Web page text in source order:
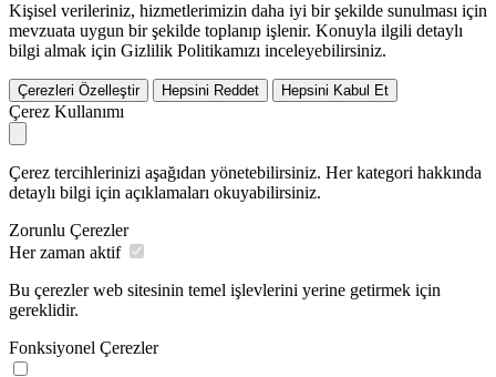
Kişisel verileriniz, hizmetlerimizin daha iyi bir şekilde sunulması için
mevzuata uygun bir şekilde toplanıp işlenir. Konuyla ilgili detaylı
bilgi almak için Gizlilik Politikamızı inceleyebilirsiniz.
Çerezleri Özelleştir Hepsini Reddet Hepsini Kabul Et
Çerez Kullanımı
Çerez tercihlerinizi aşağıdan yönetebilirsiniz. Her kategori hakkında
detaylı bilgi için açıklamaları okuyabilirsiniz.
Zorunlu Çerezler
Her zaman aktif
Bu çerezler web sitesinin temel işlevlerini yerine getirmek için
gereklidir.
Fonksiyonel Çerezler